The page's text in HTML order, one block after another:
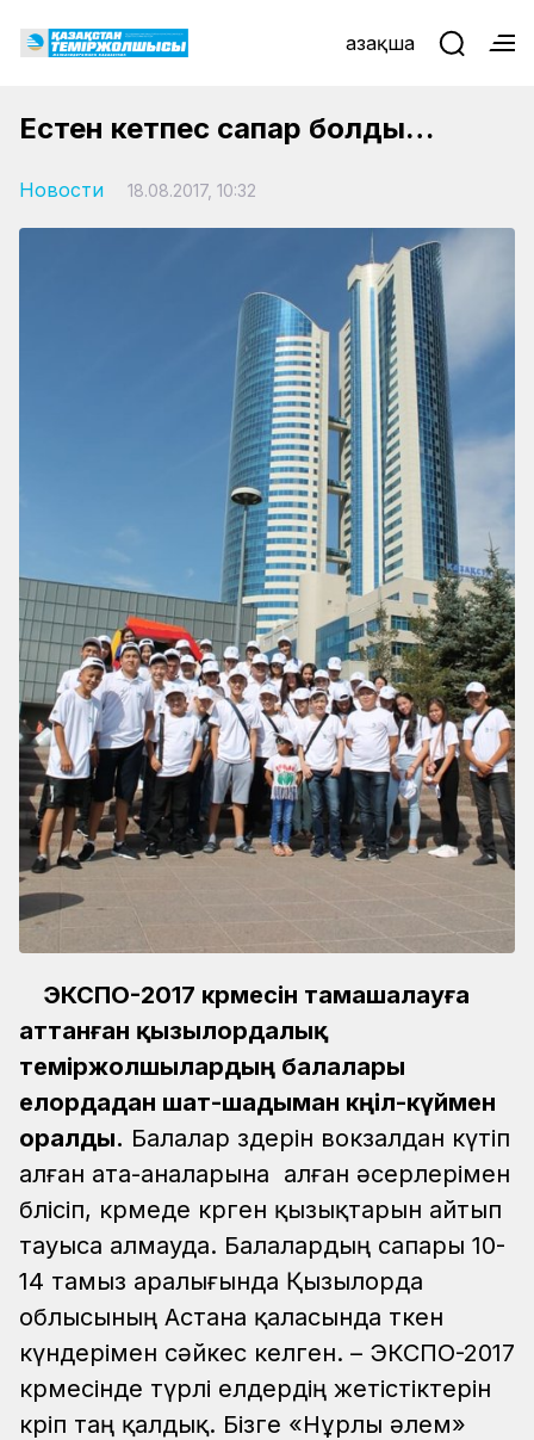
Қазақша
Естен кетпес сапар болды…
Новости 18.08.2017, 10:32
ЭКСПО-2017 көрмесін тамашалауға
аттанған қызылордалық
теміржолшылардың балалары
елордадан шат-шадыман көңіл-күймен
оралды. Балалар өздерін вокзалдан күтіп
алған ата-аналарына алған әсерлерімен
бөлісіп, көрмеде көрген қызықтарын айтып
тауыса алмауда. Балалардың сапары 10-
14 тамыз аралығында Қызылорда
облысының Астана қаласында өткен
күндерімен сәйкес келген. – ЭКСПО-2017
көрмесінде түрлі елдердің жетістіктерін
көріп таң қалдық. Бізге «Нұрлы әлем»